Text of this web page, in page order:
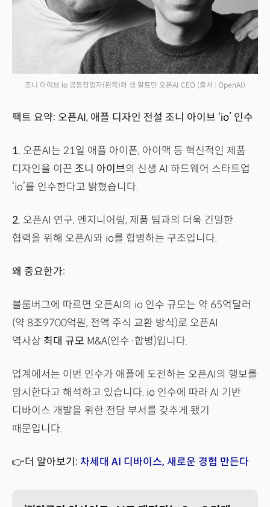
조니 아이브 io 공동창업자(왼쪽)와 샘 알트만 오픈AI CEO (출처 : OpenAI)
팩트 요약: 오픈AI, 애플 디자인 전설 조니 아이브 ‘io’ 인수
1. 오픈AI는 21일 애플 아이폰, 아이맥 등 혁신적인 제품
디자인을 이끈 조니 아이브의 신생 AI 하드웨어 스타트업
‘io’를 인수한다고 밝혔습니다.
2. 오픈AI 연구, 엔지니어링, 제품 팀과의 더욱 긴밀한
협력을 위해 오픈AI와 io를 합병하는 구조입니다.
왜 중요한가:
블룸버그에 따르면 오픈AI의 io 인수 규모는 약 65억달러
(약 8조9700억원, 전액 주식 교환 방식)로 오픈AI
역사상 최대 규모 M&A(인수·합병)입니다.
업계에서는 이번 인수가 애플에 도전하는 오픈AI의 행보를
암시한다고 해석하고 있습니다. io 인수에 따라 AI 기반
디바이스 개발을 위한 전담 부서를 갖추게 됐기
때문입니다.
👉더 알아보기: 차세대 AI 디바이스, 새로운 경험 만든다